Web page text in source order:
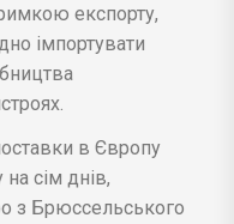
експорту,
імпортувати
в Європу
сім днів,
з Брюссельського